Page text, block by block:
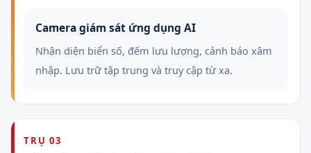
Camera giám sát ứng dụng AI
Nhận diện biển số, đếm lưu lượng, cảnh báo xâm
nhập. Lưu trữ tập trung và truy cập từ xa.
TRỤ 03